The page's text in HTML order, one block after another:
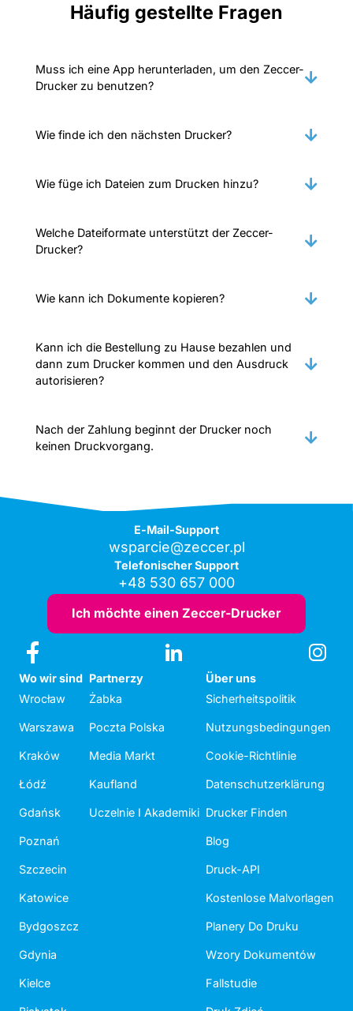
Häufig gestellte Fragen
Muss ich eine App herunterladen, um den Zeccer-
Drucker zu benutzen?
Wie finde ich den nächsten Drucker?
Wie füge ich Dateien zum Drucken hinzu?
Welche Dateiformate unterstützt der Zeccer-
Drucker?
Wie kann ich Dokumente kopieren?
Kann ich die Bestellung zu Hause bezahlen und
dann zum Drucker kommen und den Ausdruck
autorisieren?
Nach der Zahlung beginnt der Drucker noch
keinen Druckvorgang.
E-Mail-Support
wsparcie@zeccer.pl
Telefonischer Support
+48 530 657 000
Ich möchte einen Zeccer-Drucker
Wo wir sind
Wrocław
Warszawa
Kraków
Łódź
Gdańsk
Poznań
Szczecin
Katowice
Bydgoszcz
Gdynia
Kielce
Partnerzy
Żabka
Poczta Polska
Media Markt
Kaufland
Uczelnie I Akademiki
Über uns
Sicherheitspolitik
Nutzungsbedingungen
Cookie-Richtlinie
Datenschutzerklärung
Drucker Finden
Blog
Druck-API
Kostenlose Malvorlagen
Planery Do Druku
Wzory Dokumentów
Fallstudie